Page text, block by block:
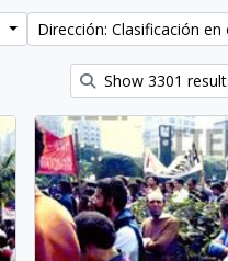
Dirección: Clasificación
Show 3301